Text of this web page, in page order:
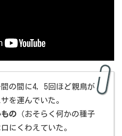
の間に4，5回ほど親鳥が
を運んでいた。
の （おそらく何かの種子
にくわえていた。